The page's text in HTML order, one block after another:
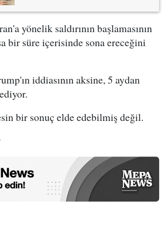
yönelik saldırının başlamasının
bir süre içerisinde sona ereceğini
iddiasının aksine, 5 aydan
bir sonuç elde edebilmiş değil.